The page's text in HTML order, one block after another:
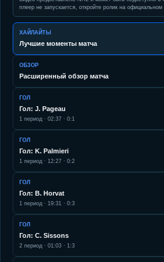
плеер не запускается, откройте ролик на официальном
ХАЙЛАЙТЫ
Лучшие моменты матча
ОБЗОР
Расширенный обзор матча
ГОЛ
Гол: J. Pageau
1 период · 02:37 · 0:1
ГОЛ
Гол: K. Palmieri
1 период · 12:27 · 0:2
ГОЛ
Гол: B. Horvat
1 период · 19:31 · 0:3
ГОЛ
Гол: C. Sissons
2 период · 01:03 · 1:3